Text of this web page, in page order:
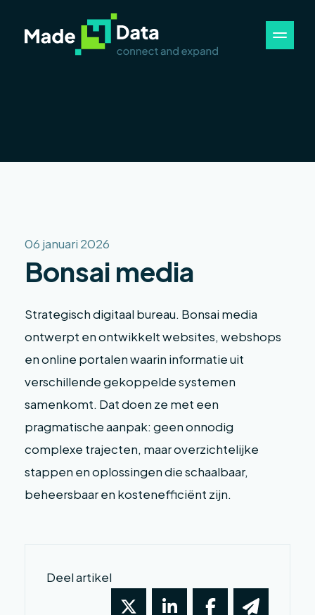
06 januari 2026
Bonsai media
Strategisch digitaal bureau. Bonsai media
ontwerpt en ontwikkelt websites, webshops
en online portalen waarin informatie uit
verschillende gekoppelde systemen
samenkomt. Dat doen ze met een
pragmatische aanpak: geen onnodig
complexe trajecten, maar overzichtelijke
stappen en oplossingen die schaalbaar,
beheersbaar en kostenefficiënt zijn.
Deel artikel